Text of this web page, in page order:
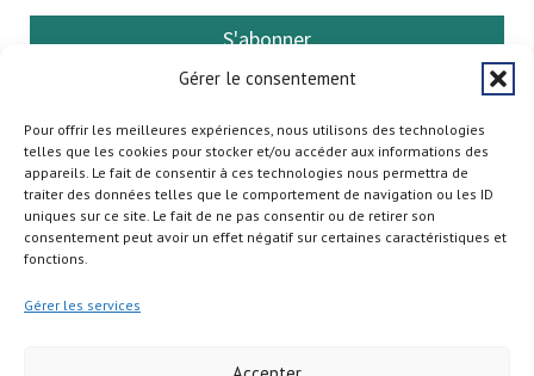
Gérer le consentement
Pour offrir les meilleures expériences, nous utilisons des technologies
telles que les cookies pour stocker et/ou accéder aux informations des
appareils. Le fait de consentir à ces technologies nous permettra de
traiter des données telles que le comportement de navigation ou les ID
uniques sur ce site. Le fait de ne pas consentir ou de retirer son
consentement peut avoir un effet négatif sur certaines caractéristiques et
fonctions.
Gérer les services
S'abonner